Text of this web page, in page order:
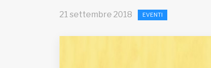
Inviateci le vostre segnalazioni
21 settembre 2018 EVENTI